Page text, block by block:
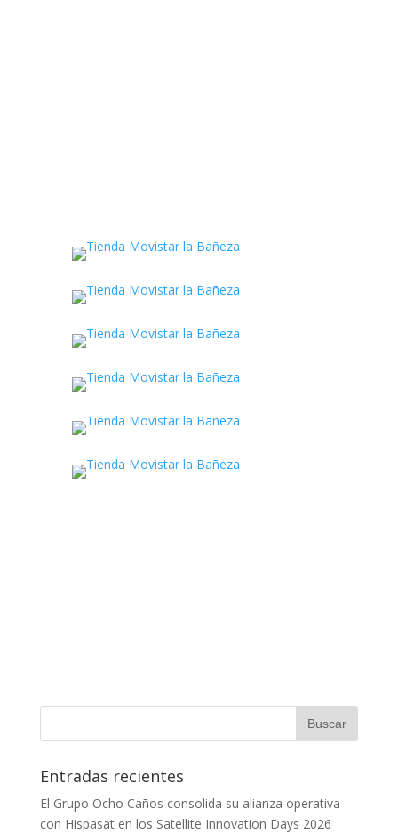
Entradas recientes
El Grupo Ocho Caños consolida su alianza operativa
con Hispasat en los Satellite Innovation Days 2026